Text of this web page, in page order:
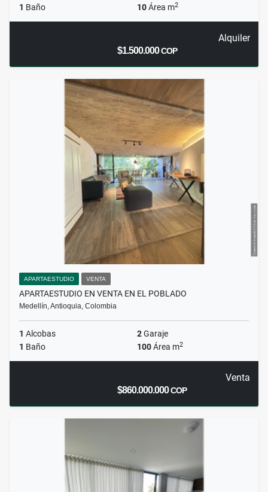
1 Baño 10Área m2
Alquiler
$1.500.000COP
APARTAESTUDIO VENTA
APARTAESTUDIO EN VENTA EN EL POBLADO
Medellín, Antioquia, Colombia
1 Alcobas 2Garaje
1 Baño 100Área m2
Venta
$860.000.000COP